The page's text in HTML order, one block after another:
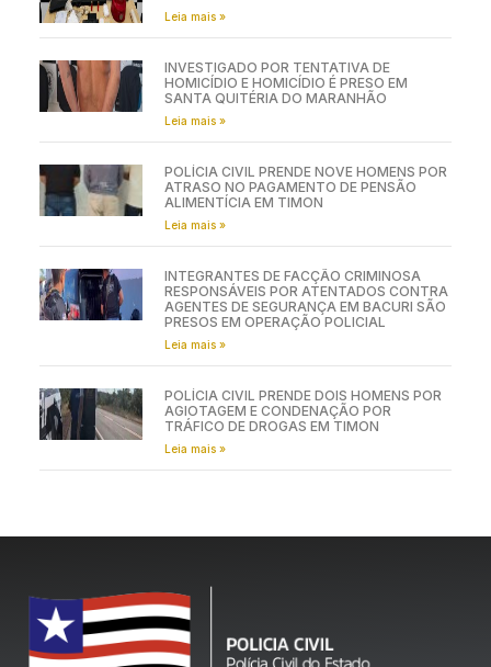
Leia mais »
INVESTIGADO POR TENTATIVA DE
HOMICÍDIO E HOMICÍDIO É PRESO EM
SANTA QUITÉRIA DO MARANHÃO
Leia mais »
POLÍCIA CIVIL PRENDE NOVE HOMENS POR
ATRASO NO PAGAMENTO DE PENSÃO
ALIMENTÍCIA EM TIMON
Leia mais »
INTEGRANTES DE FACÇÃO CRIMINOSA
RESPONSÁVEIS POR ATENTADOS CONTRA
AGENTES DE SEGURANÇA EM BACURI SÃO
PRESOS EM OPERAÇÃO POLICIAL
Leia mais »
POLÍCIA CIVIL PRENDE DOIS HOMENS POR
AGIOTAGEM E CONDENAÇÃO POR
TRÁFICO DE DROGAS EM TIMON
Leia mais »